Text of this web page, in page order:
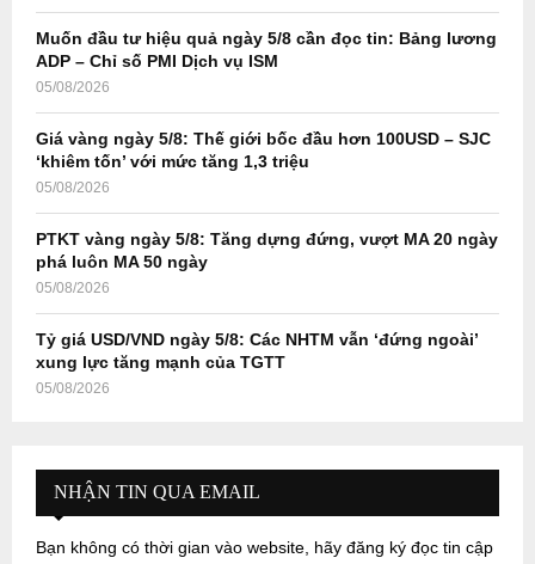
H
Muốn đầu tư hiệu quả ngày 5/8 cần đọc tin: Bảng lương
ADP – Chỉ số PMI Dịch vụ ISM
05/08/2026
Giá vàng ngày 5/8: Thế giới bốc đầu hơn 100USD – SJC
‘khiêm tốn’ với mức tăng 1,3 triệu
05/08/2026
PTKT vàng ngày 5/8: Tăng dựng đứng, vượt MA 20 ngày
phá luôn MA 50 ngày
05/08/2026
Tỷ giá USD/VND ngày 5/8: Các NHTM vẫn ‘đứng ngoài’
xung lực tăng mạnh của TGTT
05/08/2026
NHẬN TIN QUA EMAIL
Bạn không có thời gian vào website, hãy đăng ký đọc tin cập